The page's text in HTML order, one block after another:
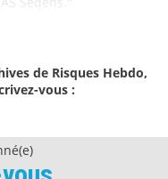
de Risques Hebdo,
vous :